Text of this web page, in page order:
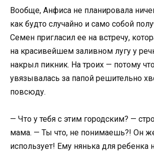
Вообще, Анфиса не планировала
как будто случайно и само собой
Семен пригласил ее на встречу,
на красивейшем заливном лугу у
накрыл пикник. На троих — потому
увязывалась за папой решительно
повсюду.
— Что у тебя с этим городским? —
мама. — Ты что, не понимаешь?! Он
использует! Ему нянька для ребенка